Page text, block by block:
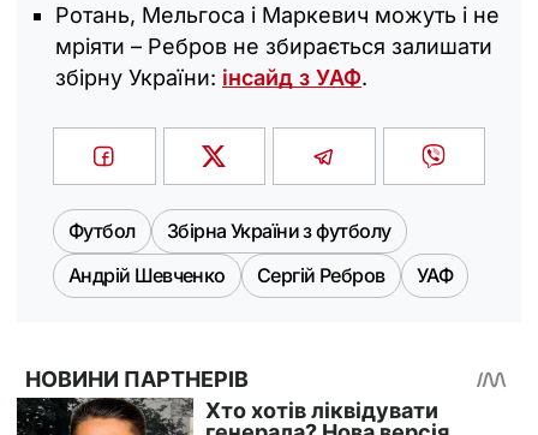
Ротань, Мельгоса і Маркевич можуть і не
мріяти – Ребров не збирається залишати
збірну України: інсайд з УАФ.
Футбол
Збірна України з футболу
Андрій Шевченко
Сергій Ребров УАФ